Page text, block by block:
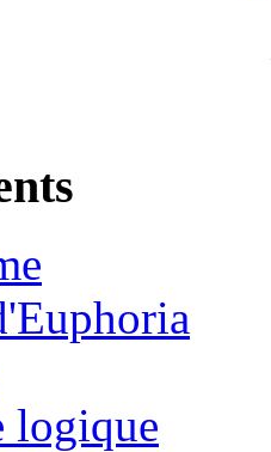
logique